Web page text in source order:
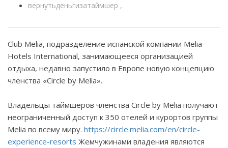
вернутьденьгизатаймшер
Club Melia, подразделение испанской компании Melia
Hotels International, занимающееся организацией
отдыха, недавно запустило в Европе новую концепцию
членства «Circle by Melia».
Владельцы таймшеров членства Circle by Melia получают
неограниченный доступ к 350 отелей и курортов группы
Melia по всему миру. https://circle.melia.com/en/circle-
experience-resorts Жемчужинами владения являются